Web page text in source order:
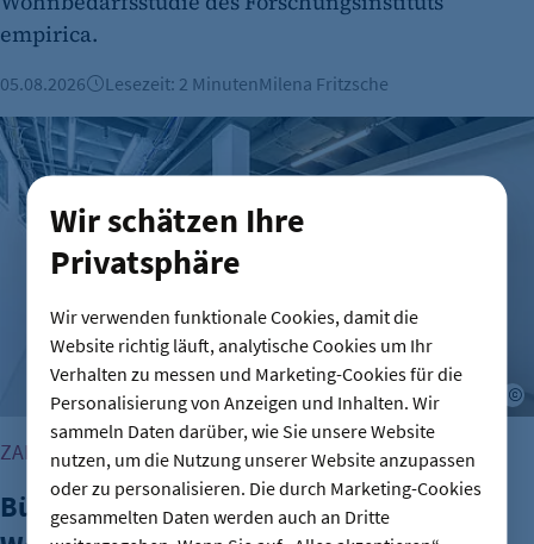
Wir schätzen Ihre
Privatsphäre
Wir verwenden funktionale Cookies, damit die
Website richtig läuft, analytische Cookies um Ihr
Verhalten zu messen und Marketing-Cookies für die
Personalisierung von Anzeigen und Inhalten. Wir
sammeln Daten darüber, wie Sie unsere Website
nutzen, um die Nutzung unserer Website anzupassen
oder zu personalisieren. Die durch Marketing-Cookies
gesammelten Daten werden auch an Dritte
empirica.
05.08.2026 Lesezeit: 2 MinutenMilena Fritzsche
Büroimmobilien Berlin: Starkes Wachstum im ersten
ZAHLEN VON CBRE RESEARCH
Büroimmobilien Berlin: Starkes